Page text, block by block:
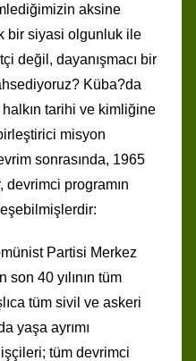
aksine
bir siyasi olgunluk ile
değil, dayanışmacı bir
Küba?da
halkın tarihi ve kimliğine
misyon
sonrasında, 1965
devrimci programın
Partisi Merkez
40 yılının tüm
tüm sivil ve askeri
yaşa ayrımı
tüm devrimci